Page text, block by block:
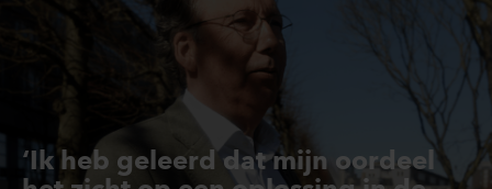
‘Ik heb geleerd dat mijn oordeel